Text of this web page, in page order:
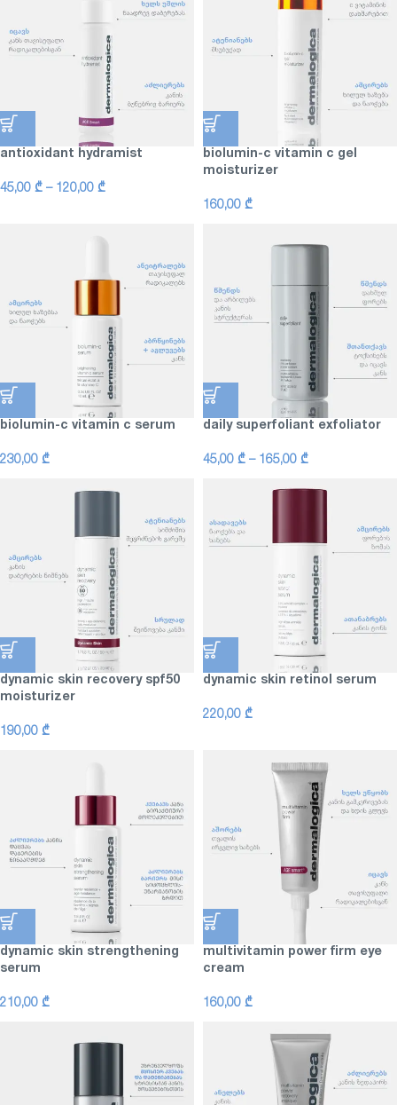
antioxidant hydramist
45,00 ₾ – 120,00 ₾
biolumin-c vitamin c gel
moisturizer
160,00 ₾
biolumin-c vitamin c serum
230,00 ₾
daily superfoliant exfoliator
45,00 ₾ – 165,00 ₾
dynamic skin recovery spf50
moisturizer
190,00 ₾
dynamic skin retinol serum
220,00 ₾
dynamic skin strengthening
serum
210,00 ₾
multivitamin power firm eye
cream
160,00 ₾